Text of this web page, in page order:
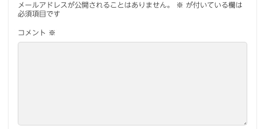
メールアドレスが公開されることはありません。 ※ が付いている欄は
必須項目です
コメント ※